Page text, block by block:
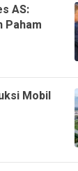
AS:
Paham
Mobil